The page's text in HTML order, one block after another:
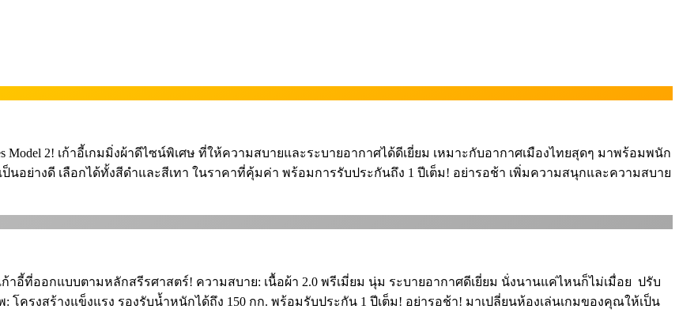
Model 2! เก้าอี้เกมมิ่งผ้าดีไซน์พิเศษ ที่ให้ความสบายและระบายอากาศได้ดีเยี่ยม เหมาะกับอากาศเมืองไทยสุดๆ มาพร้อมพนัก
นอย่างดี เลือกได้ทั้งสีดำและสีเทา ในราคาที่คุ้มค่า พร้อมการรับประกันถึง 1 ปีเต็ม! อย่ารอช้า เพิ่มความสนุกและความสบาย
ก้าอี้ที่ออกแบบตามหลักสรีรศาสตร์! ความสบาย: เนื้อผ้า 2.0 พรีเมี่ยม นุ่ม ระบายอากาศดีเยี่ยม นั่งนานแค่ไหนก็ไม่เมื่อย ️ ปรับ
ครงสร้างแข็งแรง รองรับน้ำหนักได้ถึง 150 กก. พร้อมรับประกัน 1 ปีเต็ม! อย่ารอช้า! มาเปลี่ยนห้องเล่นเกมของคุณให้เป็น